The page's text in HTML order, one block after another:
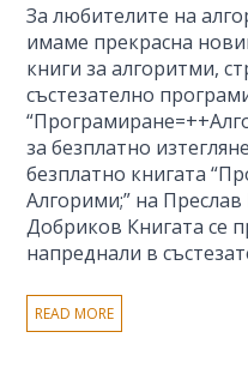
За любителите на
имаме прекрасна
книги за алгоритми,
състезателно
за безплатно
безплатно книгата
Алгорими;” на
Добриков Книгата се
напреднали в
READ MORE